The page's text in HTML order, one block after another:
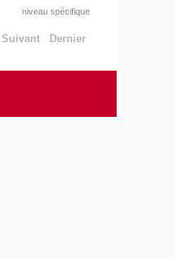
niveau spécifique
Suivant Dernier